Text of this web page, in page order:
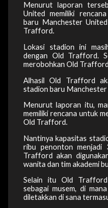
Menurut laporan
United memiliki
baru Manchester
Trafford.
Lokasi stadion ini
dengan Old Trafford.
merobohkan Old
Alhasil Old Trafford
stadion baru Manchester
Menurut laporan itu,
memiliki rencana untuk
Old Trafford.
Nantinya kapasitas
ribu penonton menjadi
Trafford akan
wanita dan tim akademi
Selain itu Old
sebagai musem, di
diletakkan di sana